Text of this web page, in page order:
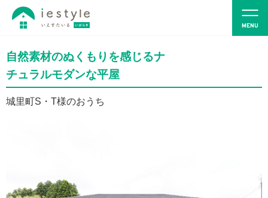
自然素材のぬくもりを感じるナ
チュラルモダンな平屋
城里町S・T様のおうち